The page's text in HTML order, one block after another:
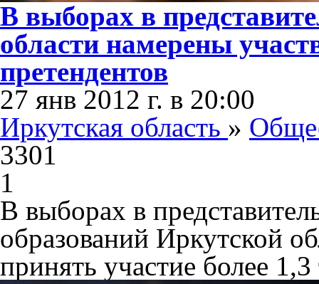
В выборах в
области намерены
претендентов
27 янв 2012 г. в 20:00
Иркутская область »
3301
1
В выборах в
образований Иркутской
принять участие более